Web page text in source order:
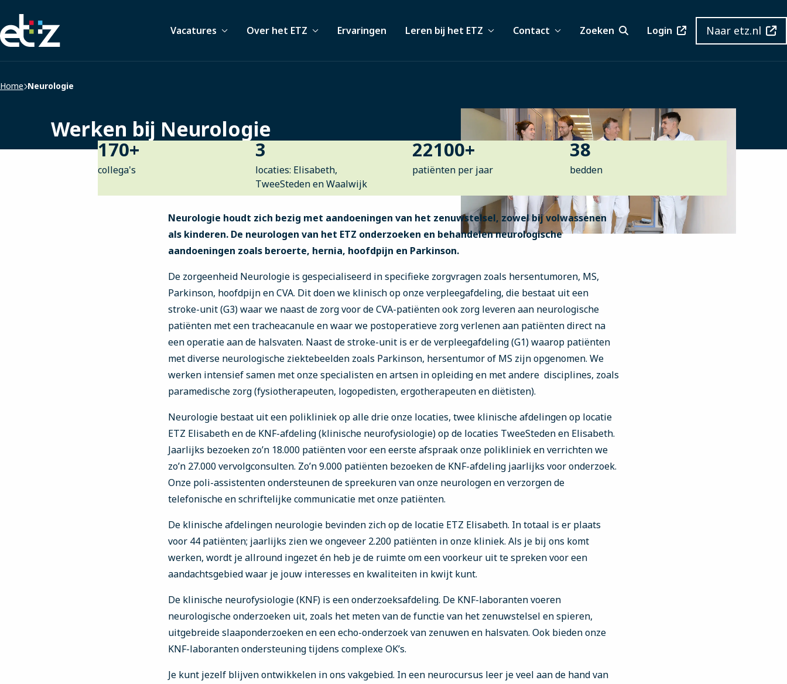
het
ETZ
Elisabeth-
Ziekenhuis
Vacatures Over het ETZ Ervaringen Leren bij het ETZ Contact Zoeken Login Naar etz.nl
Home Neurologie
Werken bij Neurologie
170+
collega's
3
locaties: Elisabeth,
TweeSteden en Waalwijk
22100+
patiënten per jaar
38
bedden
Neurologie houdt zich bezig met aandoeningen van het zenuwstelsel, zowel bij volwassenen
als kinderen. De neurologen van het ETZ onderzoeken en behandelen neurologische
aandoeningen zoals beroerte, hernia, hoofdpijn en Parkinson.
De zorgeenheid Neurologie is gespecialiseerd in specifieke zorgvragen zoals hersentumoren, MS,
Parkinson, hoofdpijn en CVA. Dit doen we klinisch op onze verpleegafdeling, die bestaat uit een
stroke-unit (G3) waar we naast de zorg voor de CVA-patiënten ook zorg leveren aan neurologische
patiënten met een tracheacanule en waar we postoperatieve zorg verlenen aan patiënten direct na
een operatie aan de halsvaten. Naast de stroke-unit is er de verpleegafdeling (G1) waarop patiënten
met diverse neurologische ziektebeelden zoals Parkinson, hersentumor of MS zijn opgenomen. We
werken intensief samen met onze specialisten en artsen in opleiding en met andere disciplines, zoals
paramedische zorg (fysiotherapeuten, logopedisten, ergotherapeuten en diëtisten).
Neurologie bestaat uit een polikliniek op alle drie onze locaties, twee klinische afdelingen op locatie
ETZ Elisabeth en de KNF-afdeling (klinische neurofysiologie) op de locaties TweeSteden en Elisabeth.
Jaarlijks bezoeken zo’n 18.000 patiënten voor een eerste afspraak onze polikliniek en verrichten we
zo’n 27.000 vervolgconsulten. Zo’n 9.000 patiënten bezoeken de KNF-afdeling jaarlijks voor onderzoek.
Onze poli-assistenten ondersteunen de spreekuren van onze neurologen en verzorgen de
telefonische en schriftelijke communicatie met onze patiënten.
De klinische afdelingen neurologie bevinden zich op de locatie ETZ Elisabeth. In totaal is er plaats
voor 44 patiënten; jaarlijks zien we ongeveer 2.200 patiënten in onze kliniek. Als je bij ons komt
werken, wordt je allround ingezet én heb je de ruimte om een voorkeur uit te spreken voor een
aandachtsgebied waar je jouw interesses en kwaliteiten in kwijt kunt.
De klinische neurofysiologie (KNF) is een onderzoeksafdeling. De KNF-laboranten voeren
neurologische onderzoeken uit, zoals het meten van de functie van het zenuwstelsel en spieren,
uitgebreide slaaponderzoeken en een echo-onderzoek van zenuwen en halsvaten. Ook bieden onze
KNF-laboranten ondersteuning tijdens complexe OK’s.
Je kunt jezelf blijven ontwikkelen in ons vakgebied. In een neurocursus leer je veel aan de hand van